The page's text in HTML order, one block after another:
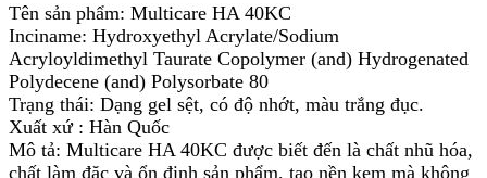
Tên sản phẩm: Multicare HA 40KC
Inciname: Hydroxyethyl Acrylate/Sodium
Acryloyldimethyl Taurate Copolymer (and) Hydrogenated
Polydecene (and) Polysorbate 80
Trạng thái: Dạng gel sệt, có độ nhớt, màu trắng đục.
Xuất xứ : Hàn Quốc
Mô tả: Multicare HA 40KC được biết đến là chất nhũ hóa,
chất làm đặc và ổn định sản phẩm, tạo nền kem mà không